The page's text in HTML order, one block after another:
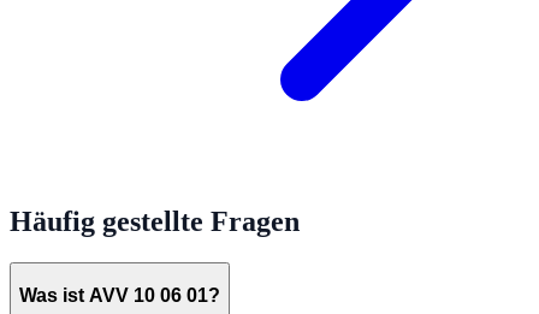
Häufig gestellte Fragen
Was ist AVV 10 06 01?